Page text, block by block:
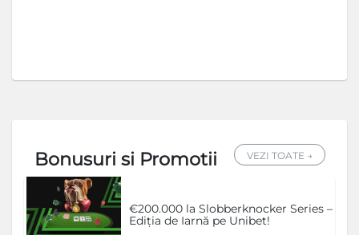
Bonusuri si Promotii VEZI TOATE →
€200.000 la Slobberknocker Series –
Ediția de Iarnă pe Unibet!